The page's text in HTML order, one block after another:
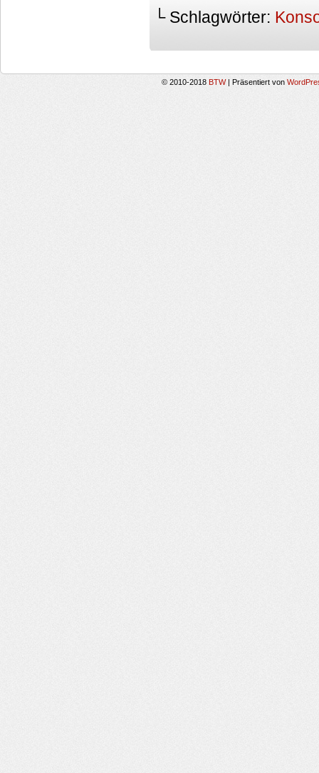
└ Schlagwörter:
© 2010-2018 BTW Präsentiert von